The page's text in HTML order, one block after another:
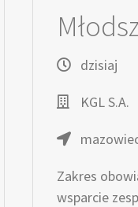
dzisiaj
KGL S.A.
Zakres
wsparcie